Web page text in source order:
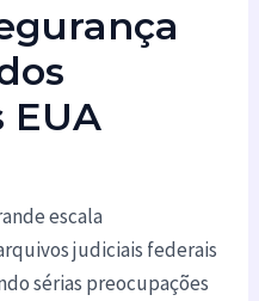
EUA
escala
judiciais federais
sérias preocupações